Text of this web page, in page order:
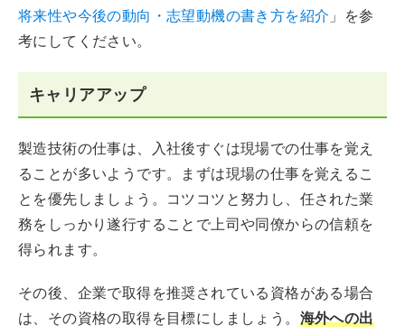
将来性や今後の動向・志望動機の書き方を紹介 」を参
考にしてください。
キャリアアップ
製造技術の仕事は、入社後すぐは現場での仕事を覚え
ることが多いようです。まずは現場の仕事を覚えるこ
とを優先しましょう。コツコツと努力し、任された業
務をしっかり遂行することで上司や同僚からの信頼を
得られます。
その後、企業で取得を推奨されている資格がある場合
は、その資格の取得を目標にしましょう。 海外への出